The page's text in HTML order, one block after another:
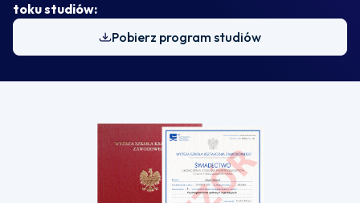
toku studiów:
Pobierz program studiów